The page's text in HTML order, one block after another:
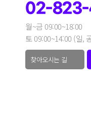
02-
월~금 09:00~18:00
토 09:00~14:00 (일,
찾아오시는 길